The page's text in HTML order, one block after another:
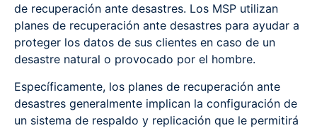
de recuperación ante desastres. Los MSP utilizan
planes de recuperación ante desastres para ayudar a
proteger los datos de sus clientes en caso de un
desastre natural o provocado por el hombre.
Específicamente, los planes de recuperación ante
desastres generalmente implican la configuración de
un sistema de respaldo y replicación que le permitirá